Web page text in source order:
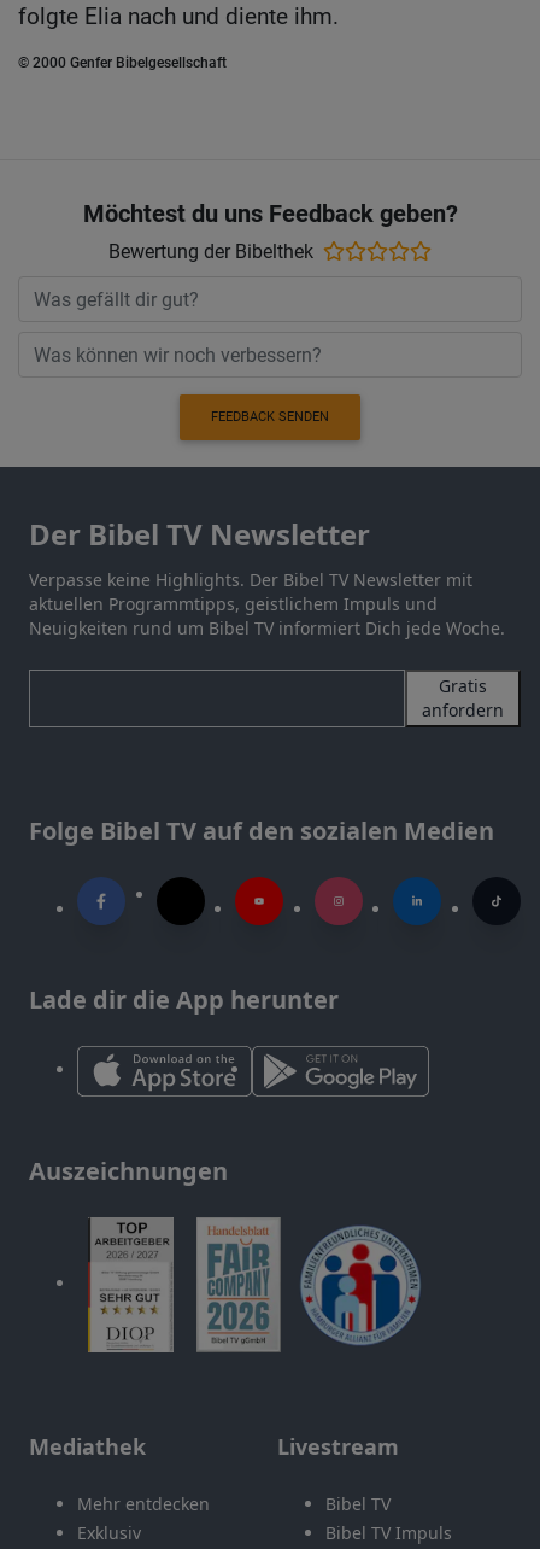
folgte Elia nach und diente ihm.
© 2000 Genfer Bibelgesellschaft
Möchtest du uns Feedback geben?
Bewertung der Bibelthek
FEEDBACK SENDEN
Der Bibel TV Newsletter
Verpasse keine Highlights. Der Bibel TV Newsletter mit
aktuellen Programmtipps, geistlichem Impuls und
Neuigkeiten rund um Bibel TV informiert Dich jede Woche.
Gratis
anfordern
Folge Bibel TV auf den sozialen Medien
Lade dir die App herunter
Auszeichnungen
Mediathek
Mehr entdecken
Exklusiv
Livestream
Bibel TV
Bibel TV Impuls